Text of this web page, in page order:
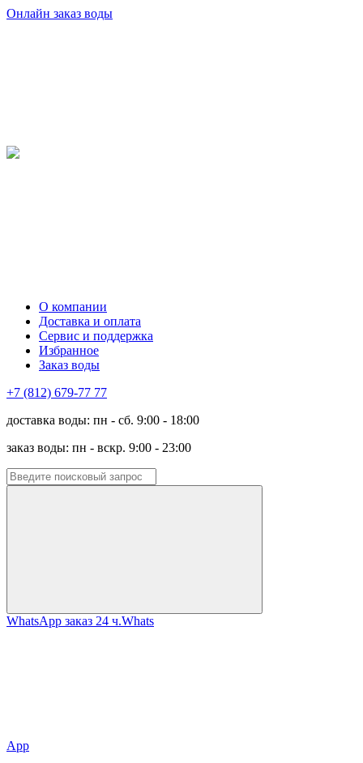
Онлайн заказ воды
О компании
Доставка и оплата
Сервис и поддержка
Избранное
Заказ воды
+7 (812) 679-77 77
доставка воды: пн - сб. 9:00 - 18:00
заказ воды: пн - вскр. 9:00 - 23:00
WhatsApp заказ 24 ч.Whats
App